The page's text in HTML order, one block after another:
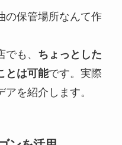
の保管場所なんて作
も、 ちょっとした
とは可能です。実際
を紹介します。